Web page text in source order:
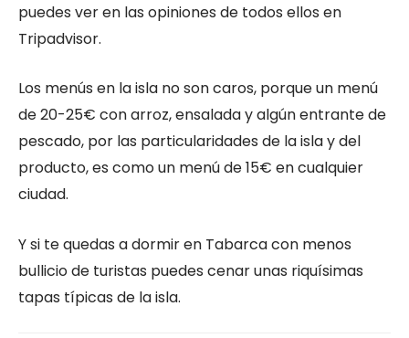
puedes ver en las opiniones de todos ellos en
Tripadvisor.
Los menús en la isla no son caros, porque un menú
de 20-25€ con arroz, ensalada y algún entrante de
pescado, por las particularidades de la isla y del
producto, es como un menú de 15€ en cualquier
ciudad.
Y si te quedas a dormir en Tabarca con menos
bullicio de turistas puedes cenar unas riquísimas
tapas típicas de la isla.